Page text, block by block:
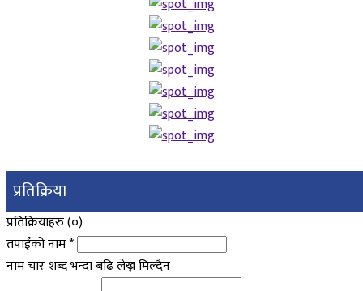
प्रतिक्रिया
प्रतिक्रियाहरु (०)
तपाईंको नाम*
नाम चार शब्द भन्दा बढि लेख्न मिल्दैन